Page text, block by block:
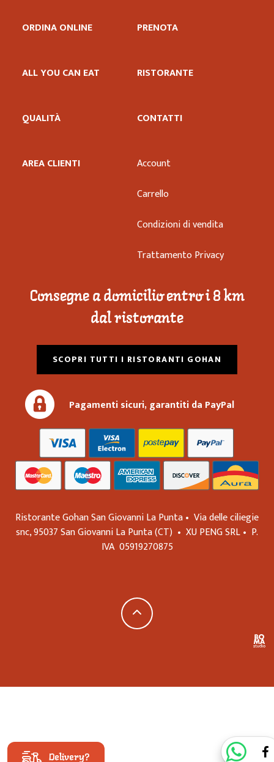
Delivery?
ORDINA ONLINE PRENOTA
ALL YOU CAN EAT RISTORANTE
QUALITÀ CONTATTI
AREA CLIENTI
Account
Carrello
Condizioni di vendita
Trattamento Privacy
Consegne a domicilio entro i 8 km
dal ristorante
SCOPRI TUTTI I RISTORANTI GOHAN
Pagamenti sicuri, garantiti da PayPal
Ristorante Gohan San Giovanni La Punta • Via delle ciliegie
snc,95037San Giovanni La Punta(CT) • XU PENG SRL• P.
IVA 05919270875